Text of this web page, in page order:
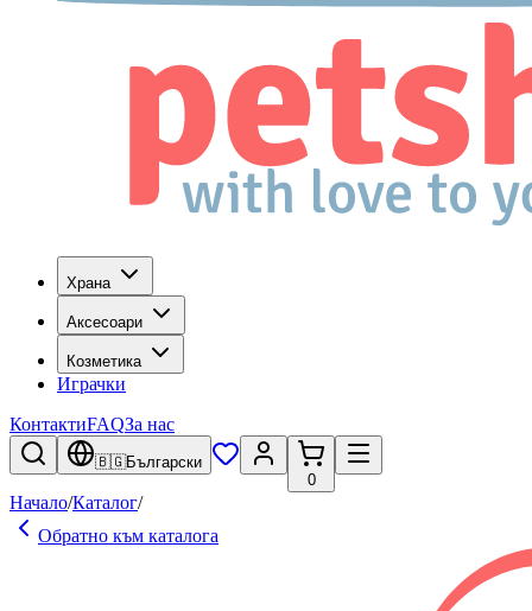
Храна
Аксесоари
Козметика
Играчки
КонтактиFAQЗа нас
🇧🇬Български
0
Начало/Каталог/
Обратно към каталога